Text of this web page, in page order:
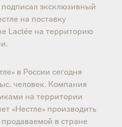
эксклюзивный
на поставку
Lactée на территорию
в России сегодня
человек. Компания
на территории
«Нестле» производить
в стране